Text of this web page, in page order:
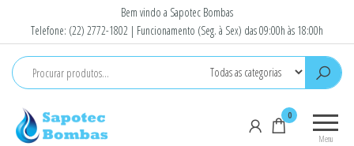
conteúdo
Bem vindo a Sapotec Bombas
Telefone: (22) 2772-1802 | Funcionamento (Seg. à Sex) das 09:00h às 18:00h
Menu
0